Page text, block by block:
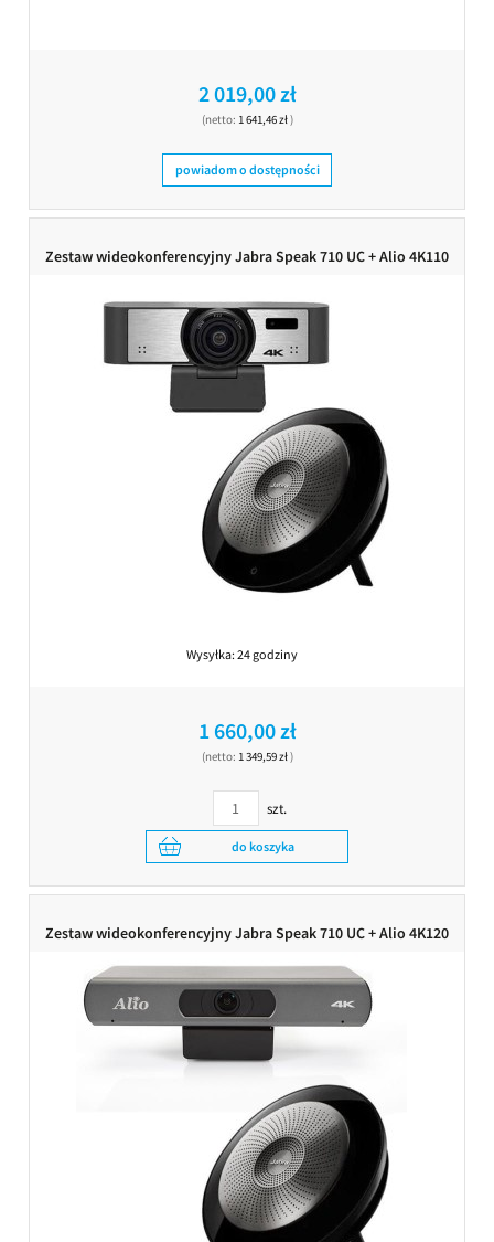
2 019,00 zł
(netto: 1 641,46 zł)
powiadom o dostępności
Zestaw wideokonferencyjny Jabra Speak 710 UC + Alio 4K110
Wysyłka:24 godziny
1 660,00 zł
(netto: 1 349,59 zł)
szt.
do koszyka
Zestaw wideokonferencyjny Jabra Speak 710 UC + Alio 4K120